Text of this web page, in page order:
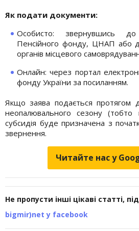
Як подати документи:
Особисто: звернувшись до
Пенсійного фонду, ЦНАП або
органів місцевого
Онлайн: через портал
фонду України за посиланням.
Якщо заява подається протягом
неопалювального сезону (тобто
субсидія буде призначена з
звернення.
Читайте нас у
Не пропусти інші цікаві статті,
bigmir)net у facebook